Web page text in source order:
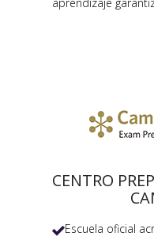
aprendizaje
CENTRO
Escuela oficial